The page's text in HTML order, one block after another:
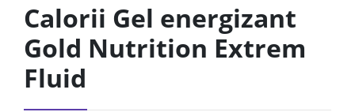
Calorii Gel energizant
Gold Nutrition Extrem
Fluid